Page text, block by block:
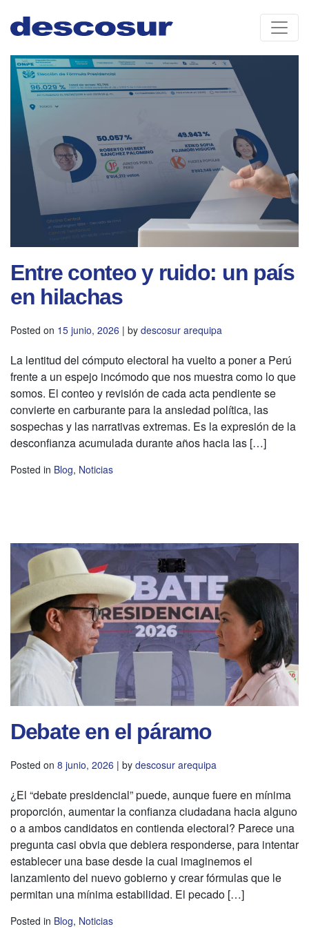
content
noticias
Entre conteo y ruido: un país
en hilachas
Posted on 15 junio, 2026 | by descosur arequipa
La lentitud del cómputo electoral ha vuelto a poner a Perú
frente a un espejo incómodo que nos muestra como lo que
somos. El conteo y revisión de cada acta pendiente se
convierte en carburante para la ansiedad política, las
sospechas y las narrativas extremas. Es la expresión de la
desconfianza acumulada durante años hacia las […]
Posted in Blog, Noticias
Debate en el páramo
Posted on 8 junio, 2026 | by descosur arequipa
¿El “debate presidencial” puede, aunque fuere en mínima
proporción, aumentar la confianza ciudadana hacia alguno
o a ambos candidatos en contienda electoral? Parece una
pregunta casi obvia que debiera responderse, para intentar
establecer una base desde la cual imaginemos el
lanzamiento del nuevo gobierno y crear fórmulas que le
permitan una mínima estabilidad. El pecado […]
Posted in Blog, Noticias